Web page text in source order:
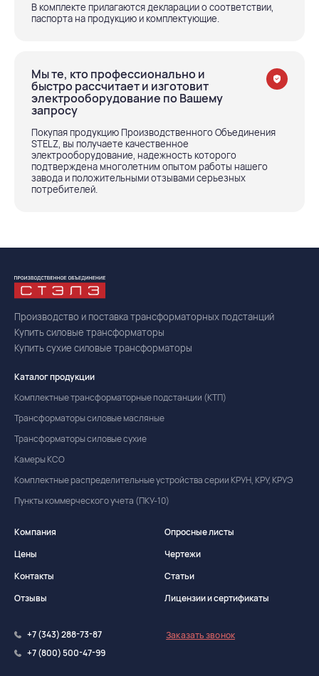
В комплекте прилагаются декларации о соответствии,
паспорта на продукцию и комплектующие.
Мы те, кто профессионально и
быстро рассчитает и изготовит
электрооборудование по Вашему
запросу
Покупая продукцию Производственного Объединения
STELZ, вы получаете качественное
электрооборудование, надежность которого
подтверждена многолетним опытом работы нашего
завода и положительными отзывами серьезных
потребителей.
Производство и поставка трансформаторных подстанций
Купить силовые трансформаторы
Купить сухие силовые трансформаторы
Каталог продукции
Комплектные трансформаторные подстанции (КТП)
Трансформаторы силовые масляные
Трансформаторы силовые сухие
Камеры КСО
Комплектные распределительные устройства серии КРУН, КРУ, КРУЭ
Пункты коммерческого учета (ПКУ-10)
Компания
Цены
Контакты
Отзывы
Опросные листы
Чертежи
Статьи
Лицензии и сертификаты
+7 (343) 288-73-87
+7 (800) 500-47-99
Заказать звонок